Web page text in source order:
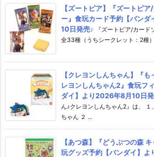
【ズートピア】『ズートピ
ー』食玩カード予約【バン
10日発売♪
『ズートピア/カード
全33種（うちシークレット：2種
【クレヨンしんちゃん】『も
レヨンしんちゃん2』食玩フ
ダイ】より2026年8月10日
ん♪クレヨンしんちゃん2』は、
ちゃん ２ ...
【あつ森】『どうぶつの森
玩グッズ予約【バンダイ】